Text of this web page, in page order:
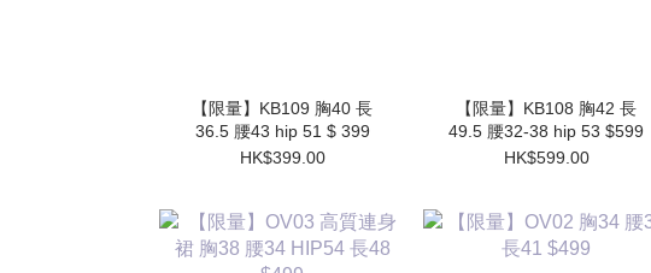
【限量】KB109 胸40 長
36.5 腰43 hip 51 $ 399
HK$399.00
【限量】KB108 胸42 長
49.5 腰32-38 hip 53 $599
HK$599.00